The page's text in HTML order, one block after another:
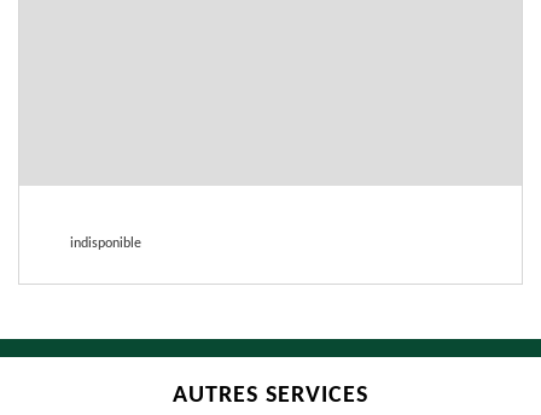
indisponible
AUTRES SERVICES